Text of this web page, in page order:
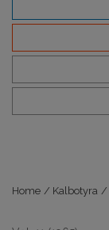
Home / Kalbotyra /